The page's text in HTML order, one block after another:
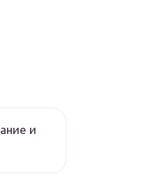
и